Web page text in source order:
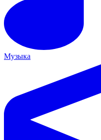
Музыка